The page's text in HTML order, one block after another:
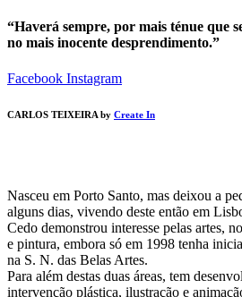
“Haverá sempre, por mais ténue que
no mais inocente desprendimento.”
Facebook Instagram
CARLOS TEIXEIRA by Create In
Nasceu em Porto Santo, mas deixou a
alguns dias, vivendo deste então em
Cedo demonstrou interesse pelas artes,
e pintura, embora só em 1998 tenha
na S. N. das Belas Artes.
Para além destas duas áreas, tem
intervenção plástica, ilustração e